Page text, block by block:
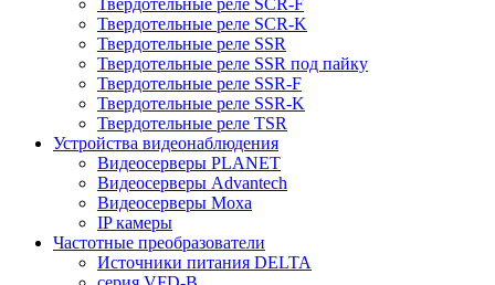
Твердотельные реле SCR-F
Твердотельные реле SCR-K
Твердотельные реле SSR
Твердотельные реле SSR под пайку
Твердотельные реле SSR-F
Твердотельные реле SSR-K
Твердотельные реле TSR
Устройства видеонаблюдения
Видеосерверы PLANET
Видеосерверы Advantech
Видеосерверы Moxa
IP камеры
Частотные преобразователи
Источники питания DELTA